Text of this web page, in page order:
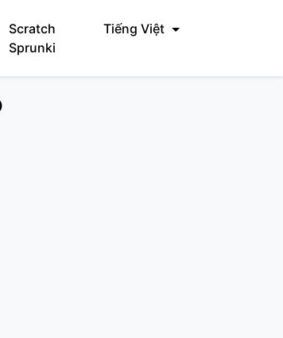
Scratch
Sprunki
Tiếng Việt